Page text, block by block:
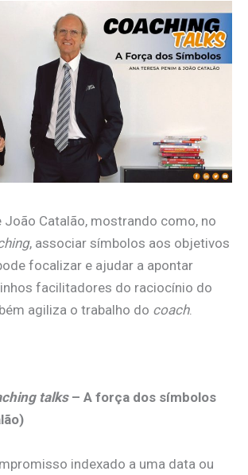
João Catalão, mostrando como, no
, associar símbolos aos objetivos
focalizar e ajudar a apontar
facilitadores do raciocínio do
agiliza o trabalho do coach.
talks– A força dos símbolos
indexado a uma data ou